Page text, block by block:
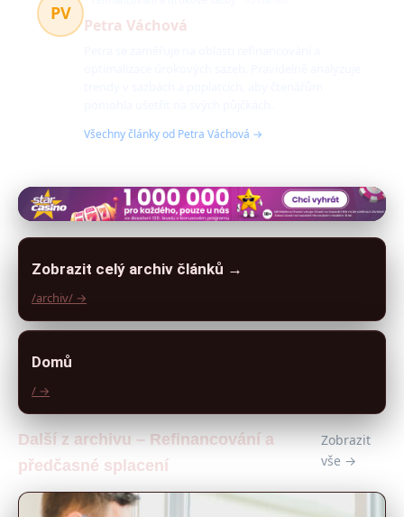
PV
Petra Váchová
Všechny články od Petra Váchová →
Zobrazit celý archiv článků →
/archiv/ →
Domů
/ →
Další z archivu – Refinancování a
předčasné splacení
Zobrazit
vše →